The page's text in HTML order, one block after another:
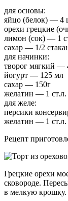
для основы:
яйцо (белок) — 4
орехи грецкие
лимон (сок) — 1
сахар — 1/2
для начинки:
творог мягкий —
йогурт — 125 мл
сахар — 150г
желатин — 1 ст.л.
для желе:
персики
желатин — 1 ст.л.
Рецепт
Грецкие орехи
сковороде.
в мелкую крошку.